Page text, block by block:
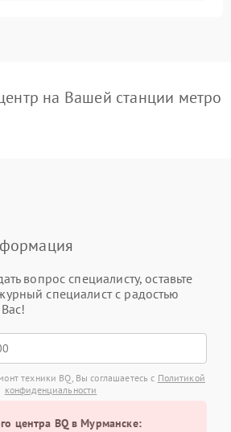
на Вашей станции метро
вопрос специалисту, оставьте
специалист с радостью
техники BQ, Вы соглашаетесь с Политикой
конфиденциальности
центра BQ в Мурманске: